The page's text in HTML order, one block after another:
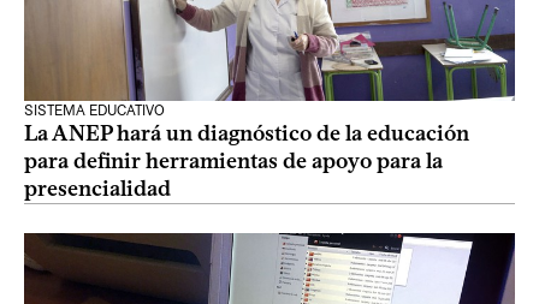
SISTEMA EDUCATIVO
La ANEP hará un diagnóstico de la educación
para definir herramientas de apoyo para la
presencialidad